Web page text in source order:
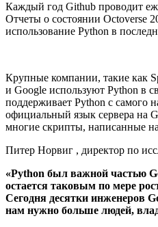
Каждый год Github проводит
Отчеты о состоянии Octoverse
использование Python в
Крупные компании, такие как
и Google используют Python в
поддерживает Python с самого
официальный язык сервера на
многие скрипты, написанные
Питер Норвиг , директор по
«Python был важной частью
остается таковым по мере
Сегодня десятки инженеров
нам нужно больше людей,